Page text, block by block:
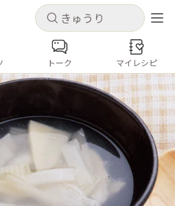
キャンセル
レシピを保存できます
新規登録
キャンセル
コンテンツ
トマト
とうもろこし
が ゴーヤ
トーク マイレシピ